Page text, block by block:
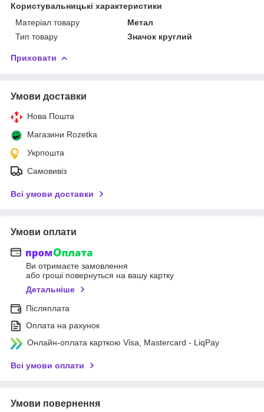
Користувальницькі характеристики
Матеріал товару
Метал
Тип товару
Значок круглий
Приховати
Умови доставки
Нова Пошта
Магазини Rozetka
Укрпошта
Самовивіз
Всі умови доставки
Умови оплати
Ви отримаєте замовлення
або гроші повернуться на вашу картку
Детальніше
Післяплата
Оплата на рахунок
Онлайн-оплата карткою Visa, Mastercard - LiqPay
Всі умови оплати
Умови повернення